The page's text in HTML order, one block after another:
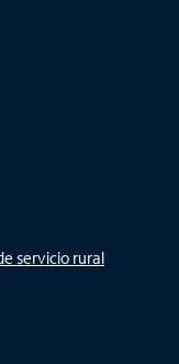
servicio rural